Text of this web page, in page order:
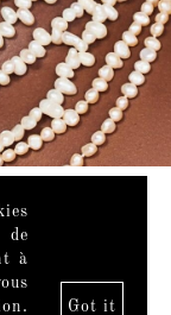
89 / 35''
à
Got it